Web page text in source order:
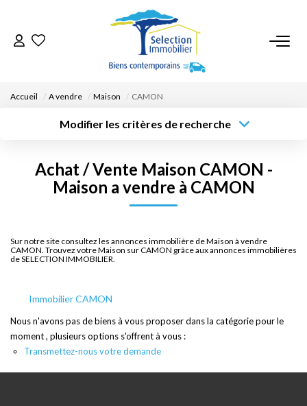
ACCUEIL
DÉPOSEZ VOTRE RECHERCHE
Accueil A vendre Maison CAMON
Modifier les critères de recherche
Sélectionnez...
Type de bien
Surface min
Budget max
Achat / Vente Maison CAMON -
Maison a vendre à CAMON
Sur notre site consultez les annonces immobilière de Maison à vendre
CAMON. Trouvez votre Maison sur CAMON grâce aux annonces immobilières
de SELECTION IMMOBILIER.
Immobilier CAMON
Nous n'avons pas de biens à vous proposer dans la catégorie pour le
moment , plusieurs options s'offrent à vous :
Transmettez-nous votre demande